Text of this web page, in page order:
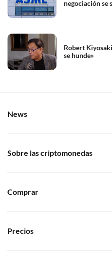
negociación se
Robert
se hunde»
News
Sobre las criptomonedas
Comprar
Precios